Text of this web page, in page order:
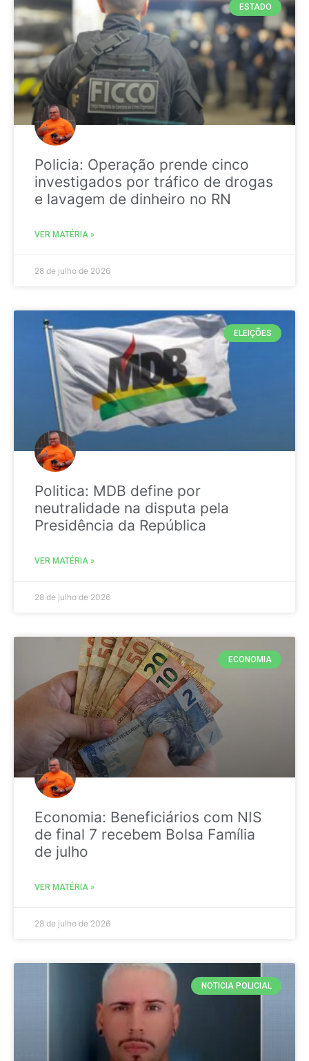
ESTADO
Policia: Operação prende cinco
investigados por tráfico de drogas
e lavagem de dinheiro no RN
VER MATÉRIA »
28 de julho de 2026
ELEIÇÕES
Politica: MDB define por
neutralidade na disputa pela
Presidência da República
VER MATÉRIA »
28 de julho de 2026
ECONOMIA
Economia: Beneficiários com NIS
de final 7 recebem Bolsa Família
de julho
VER MATÉRIA »
28 de julho de 2026
NOTICIA POLICIAL